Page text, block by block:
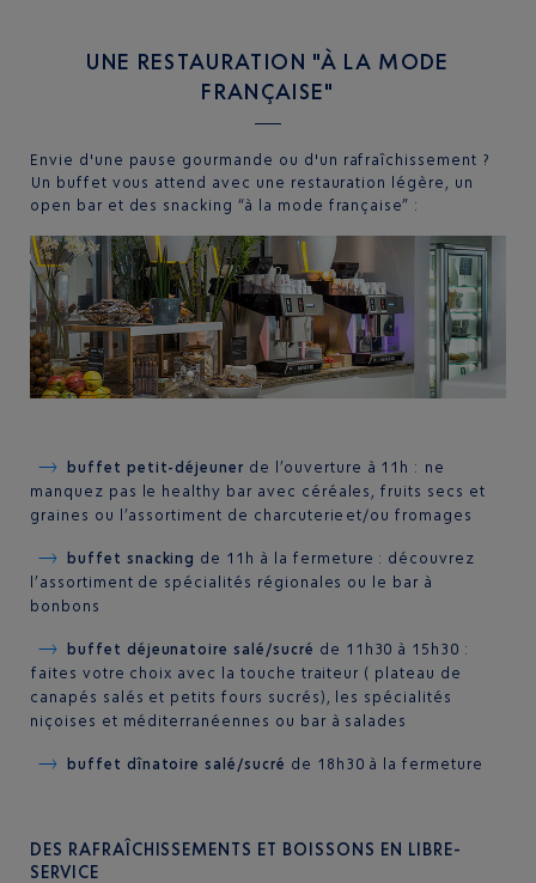
UNE RESTAURATION "À LA MODE
FRANÇAISE"
Envie d'une pause gourmande ou d'un rafraîchissement ?
Un buffet vous attend avec une restauration légère, un
open bar et des snacking “à la mode française” :
buffet petit-déjeuner de l’ouverture à 11h : ne
manquez pas le healthy bar avec céréales, fruits secs et
graines ou l’assortiment de charcuterie et/ou fromages
buffet snacking de 11h à la fermeture : découvrez
l’assortiment de spécialités régionales ou le bar à
bonbons
buffet déjeunatoire salé/sucré de 11h30 à 15h30 :
faites votre choix avec la touche traiteur ( plateau de
canapés salés et petits fours sucrés), les spécialités
niçoises et méditerranéennes ou bar à salades
buffet dînatoire salé/sucré de 18h30 à la fermeture
DES RAFRAÎCHISSEMENTS ET BOISSONS EN LIBRE-
SERVICE